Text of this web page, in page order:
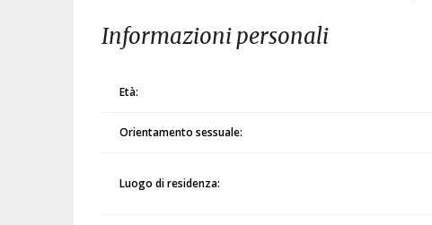
Informazioni personali
Età:
Orientamento sessuale:
Luogo di residenza: